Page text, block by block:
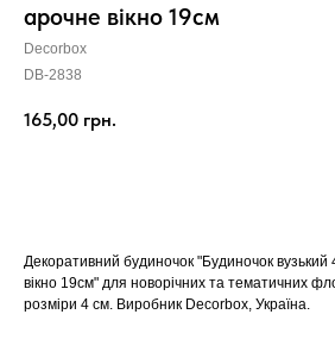
арочне вікно 19см
Decorbox
DB-2838
165,00 грн.
Декоративний будиночок "Будиночок вузький
вікно 19см" для новорічних та тематичних
розміри 4 см. Виробник Decorbox, Україна.